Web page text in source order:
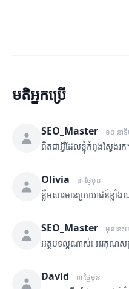
មតិអ្នកប្រើ
SEO_Master ១០ នា
ពិតជាអ្វីដែលខ្ញុំកំពុងស្វែងរក
Olivia ៣ ថ្ងៃមុន
ខ្លឹមសារមានប្រយោជន៍ខ្លាំ
SEO_Master មុននេះប
អត្ថបទល្អណាស់! អរគុណសម្
David ៣ ថ្ងៃមុន